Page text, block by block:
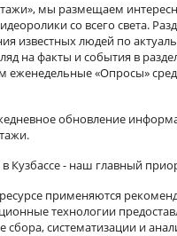
мы размещаем
со всего света.
известных людей по
на факты и события в
еженедельные «Опросы»
обновление
Кузбассе - наш главный
применяются
технологии
систематизации и